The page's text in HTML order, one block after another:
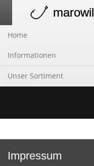
navigation
marowil
Home
Informationen
Unser Sortiment
Impressum